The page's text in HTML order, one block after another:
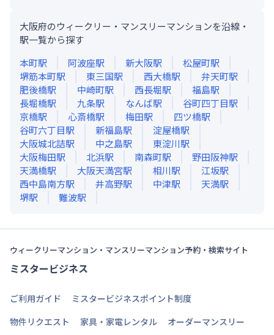
大阪府のウィークリー・マンスリーマンションを沿線・
駅一覧から探す
本町駅 阿波座駅 新大阪駅 松屋町駅
堺筋本町駅 東三国駅 西大橋駅 弁天町駅
肥後橋駅 中崎町駅 西長堀駅 福島駅
長堀橋駅 九条駅 なんば駅 谷町四丁目駅
京橋駅 心斎橋駅 梅田駅 四ツ橋駅
谷町六丁目駅 新福島駅 淀屋橋駅
大阪城北詰駅 中之島駅 東淀川駅
大阪梅田駅 北浜駅 南森町駅 野田阪神駅
天満橋駅 大阪天満宮駅 相川駅 江坂駅
西中島南方駅 井高野駅 中津駅 天満駅
堺駅 難波駅
ウィークリーマンション・マンスリーマンション予約・検索サイト
ミスタービジネス
ご利用ガイド
ミスタービジネスポイント制度
物件リクエスト
家具・家電レンタル オーダーマンスリー